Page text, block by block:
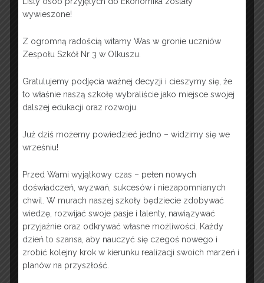
nulla gravida laoreet nec sed tortor.
Sed vehicula imperdiet leo,
euismod ultricies nisl dapibus in.
consectetur adipiscing elit. Donec
ex ipsum, sollicitudin ac elit eu,
pulvinar porttitor velit. In maximus
Week 3
Week 4
Week 5
Midterms
wywieszone!
Z ogromną radością witamy Was w gronie uczniów
Zespołu Szkół Nr 3 w Olkuszu.
Gratulujemy podjęcia ważnej decyzji i cieszymy się, że
to właśnie naszą szkołę wybraliście jako miejsce swojej
dalszej edukacji oraz rozwoju.
Już dziś możemy powiedzieć jedno – widzimy się we
wrześniu!
Przed Wami wyjątkowy czas – pełen nowych
doświadczeń, wyzwań, sukcesów i niezapomnianych
chwil. W murach naszej szkoły będziecie zdobywać
wiedzę, rozwijać swoje pasje i talenty, nawiązywać
przyjaźnie oraz odkrywać własne możliwości. Każdy
dzień to szansa, aby nauczyć się czegoś nowego i
zrobić kolejny krok w kierunku realizacji swoich marzeń i
planów na przyszłość.